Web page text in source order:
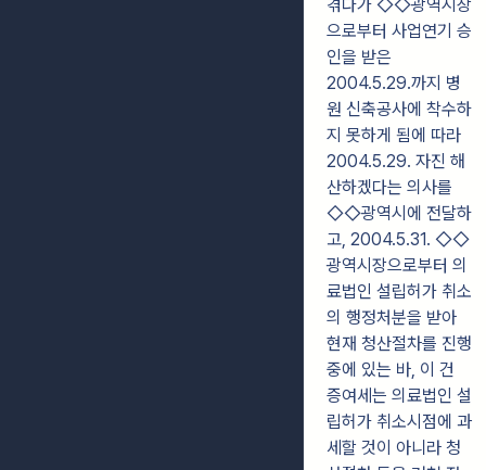
겪다가 ◇◇광역시장
으로부터 사업연기 승
인을 받은
2004.5.29.까지 병
원 신축공사에 착수하
지 못하게 됨에 따라
2004.5.29. 자진 해
산하겠다는 의사를
◇◇광역시에 전달하
고, 2004.5.31. ◇◇
광역시장으로부터 의
료법인 설립허가 취소
의 행정처분을 받아
현재 청산절차를 진행
중에 있는 바, 이 건
증여세는 의료법인 설
립허가 취소시점에 과
세할 것이 아니라 청